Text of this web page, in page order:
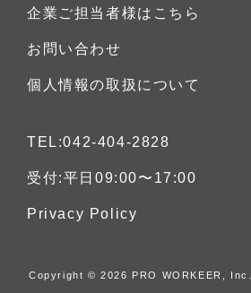
企業ご担当者様はこちら
お問い合わせ
個人情報の取扱について
TEL:042-404-2828
受付:平日09:00〜17:00
Privacy Policy
Copyright © 2026 PRO WORKEER, Inc.